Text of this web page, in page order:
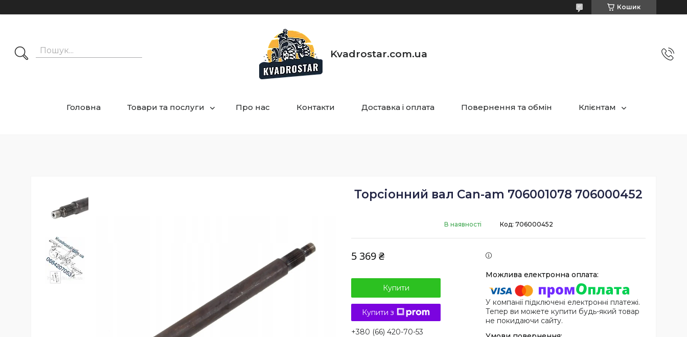
Кошик
Kvadrostar.com.ua
Головна Товари та послуги Про нас Контакти Доставка і оплата Повернення та обмін Клієнтам
Торсіонний вал Can-am 706001078 706000452
В наявності Код: 706000452
5 369 ₴
Купити
Купити з
+380 (66) 420-70-53
У компанії підключені електронні платежі.
Тепер ви можете купити будь-який товар
не покидаючи сайту.